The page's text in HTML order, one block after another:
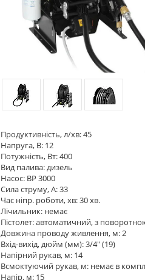
Продуктивність, л/хв: 45
Напруга, В: 12
Потужність, Вт: 400
Вид палива: дизель
Насос: BP 3000
Сила струму, А: 33
Час ніпр. роботи, хв: 30 хв.
Лічильник: немає
Пістолет: автоматичний, з
Довжина проводу живлення, м: 2
Вхід-вихід, дюйм (мм): 3/4" (19)
Напірний рукав, м: 14
Всмоктуючий рукав, м: немає в
Напір, м: 15